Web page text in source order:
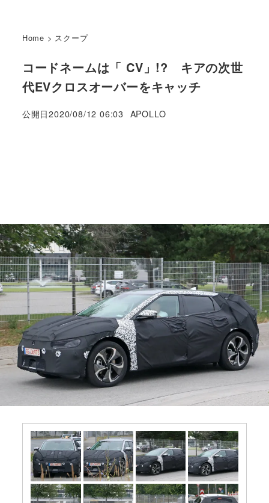
Home > スクープ
コードネームは「 CV」!? キアの次世
代EVクロスオーバーをキャッチ
公開日2020/08/12 06:03
著
APOLLO